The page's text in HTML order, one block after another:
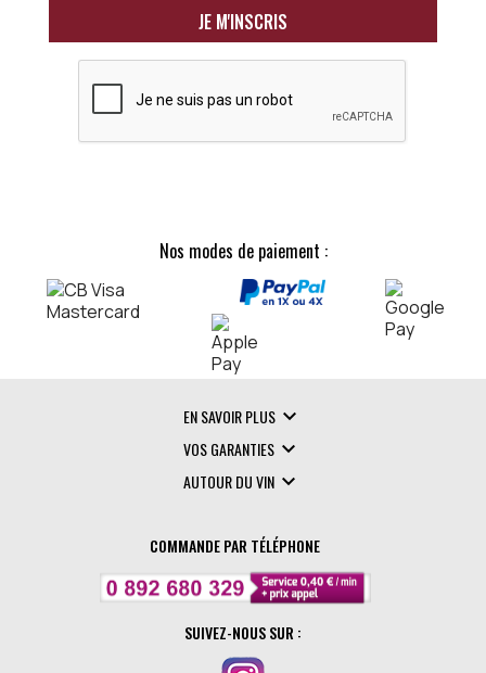
Nos modes de paiement :
EN SAVOIR PLUS 
VOS GARANTIES 
AUTOUR DU VIN 
COMMANDE PAR TÉLÉPHONE
SUIVEZ-NOUS SUR :